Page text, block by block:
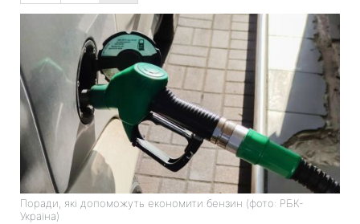
Поради, які допоможуть економити бензин (фото: РБК-
Україна)